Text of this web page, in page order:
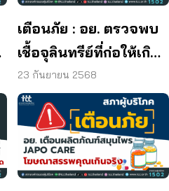
เตือนภัย : อย. ตรวจพบ
เชื้อจุลินทรีย์ที่ก่อให้เกิด
โรค และพบแบคทีเรีย
ยีสต์ และรา เกิน
มาตรฐานกำหนด ใน
ผลิตภัณฑ์ย้อมผม
23 กันยายน 2568